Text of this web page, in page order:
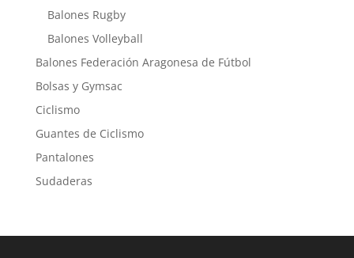
Balones Rugby
Balones Volleyball
Balones Federación Aragonesa de Fútbol
Bolsas y Gymsac
Ciclismo
Guantes de Ciclismo
Pantalones
Sudaderas